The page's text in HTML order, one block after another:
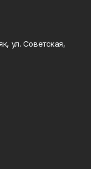
ул. Советская,